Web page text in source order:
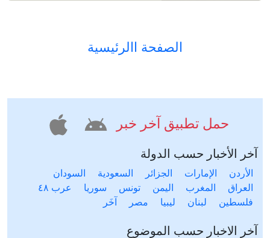
الصفحة االرئيسية
حمل تطبيق آخر خبر
آخر الأخبار حسب الدولة
الأردن الإمارات الجزائر السعودية
السودان
العراق
المغرب اليمن تونس سوريا
عرب ٤٨
فلسطين
لبنان ليبيا مصر آخَر
آخر الاخبار حسب الموضوع